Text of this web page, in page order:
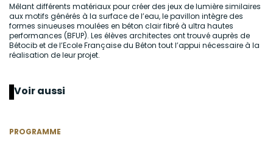
Mêlant différents matériaux pour créer des jeux de lumière similaires
aux motifs générés à la surface de l’eau, le pavillon intègre des
formes sinueuses moulées en béton clair fibré à ultra hautes
performances (BFUP). Les élèves architectes ont trouvé auprès de
Bétocib et de l’Ecole Française du Béton tout l’appui nécessaire à la
réalisation de leur projet.
Voir aussi
PROGRAMME